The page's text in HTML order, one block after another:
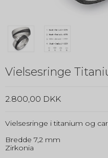
Vielsesringe
2.800,00 DKK
Vielsesringe i titanium og
Bredde 7,2 mm
Zirkonia